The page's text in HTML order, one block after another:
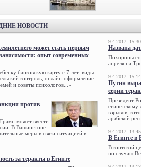
НОВОСТИ
может стать первым
опыт современных
банковскую карту с 7 лет: виды
контроль, онлайн-оформление
и советы психологов...»
против
может ввести
В Вашингтоне
меры в связи ситуацией в
за теракты в Египте
9-4-2017, 15:30
Названа
Похороны
апреля на
9-4-2017, 15:14
Путин
серии
Президент
египетскому
взрывов,
арабской
9-4-2017, 13:45
В Египте в
В коптской
по случаю